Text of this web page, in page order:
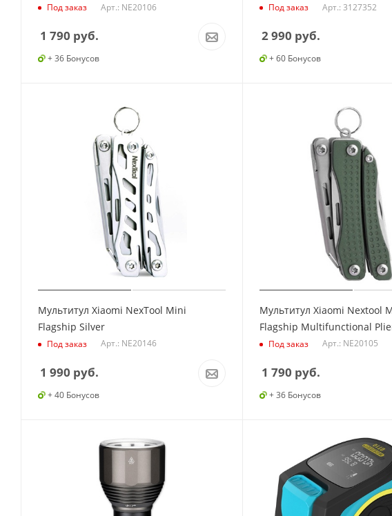
Под заказ Арт.: NE20106
1 790 руб.
+ 36 Бонусов
Под заказ Арт.: 3127352
2 990 руб.
+ 60 Бонусов
Мультитул Xiaomi NexTool Mini
Flagship Silver
Под заказ Арт.: NE20146
1 990 руб.
+ 40 Бонусов
Мультитул Xiaomi Nextool
Flagship Multifunctional
Под заказ Арт.: NE20105
1 790 руб.
+ 36 Бонусов